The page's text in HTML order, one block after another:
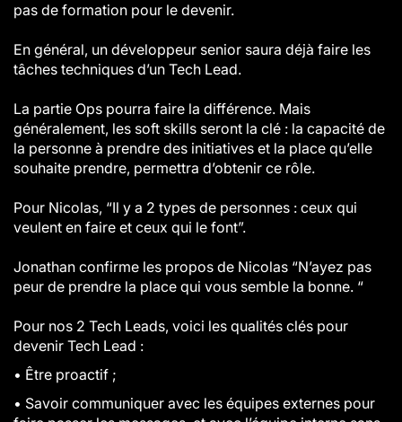
pas de formation pour le devenir.
En général, un développeur senior saura déjà faire les
tâches techniques d’un Tech Lead.
La partie Ops pourra faire la différence. Mais
généralement, les soft skills seront la clé : la capacité de
la personne à prendre des initiatives et la place qu’elle
souhaite prendre, permettra d’obtenir ce rôle.
Pour Nicolas, “Il y a 2 types de personnes : ceux qui
veulent en faire et ceux qui le font”.
Jonathan confirme les propos de Nicolas “N’ayez pas
peur de prendre la place qui vous semble la bonne. “
Pour nos 2 Tech Leads, voici les qualités clés pour
devenir Tech Lead :
• Être proactif ;
• Savoir communiquer avec les équipes externes pour